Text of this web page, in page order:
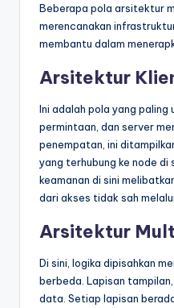
Beberapa pola arsitektur
merencanakan
membantu dalam
Arsitektur
Ini adalah pola yang paling
permintaan, dan server
penempatan, ini
yang terhubung ke node di
keamanan di sini
dari akses tidak sah
Arsitektur
Di sini, logika dipisahkan
berbeda. Lapisan
data. Setiap lapisan